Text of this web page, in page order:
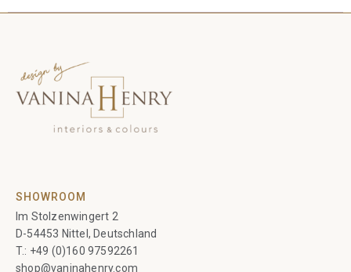
SHOWROOM
Im Stolzenwingert 2
D-54453 Nittel, Deutschland
T.: +49 (0)160 97592261
shop@vaninahenry.com